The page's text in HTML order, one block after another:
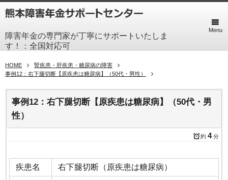
障害年金の専門家が丁寧にサポートいたしま
す！：全国対応可
Menu
HOME
腎疾患・肝疾患・糖尿病の障害
事例12：右下腿切断【原疾患は糖尿病】（50代・男性）
事例12：右下腿切断【原疾患は糖尿病】（50代・男
性）
約 4分
疾患名 右下腿切断（原疾患は糖尿病）